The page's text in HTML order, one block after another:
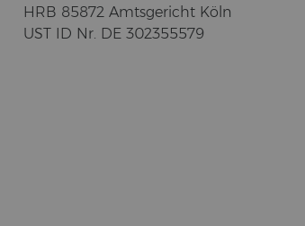
HRB 85872 Amts­ge­richt Köln
UST ID Nr. DE 302355579